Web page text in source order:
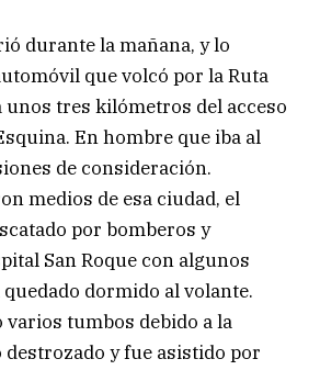
durante la mañana, y lo
que volcó por la Ruta
unos tres kilómetros del acceso
En hombre que iba al
de consideración.
medios de esa ciudad, el
por bomberos y
San Roque con algunos
quedado dormido al volante.
varios tumbos debido a la
destrozado y fue asistido por